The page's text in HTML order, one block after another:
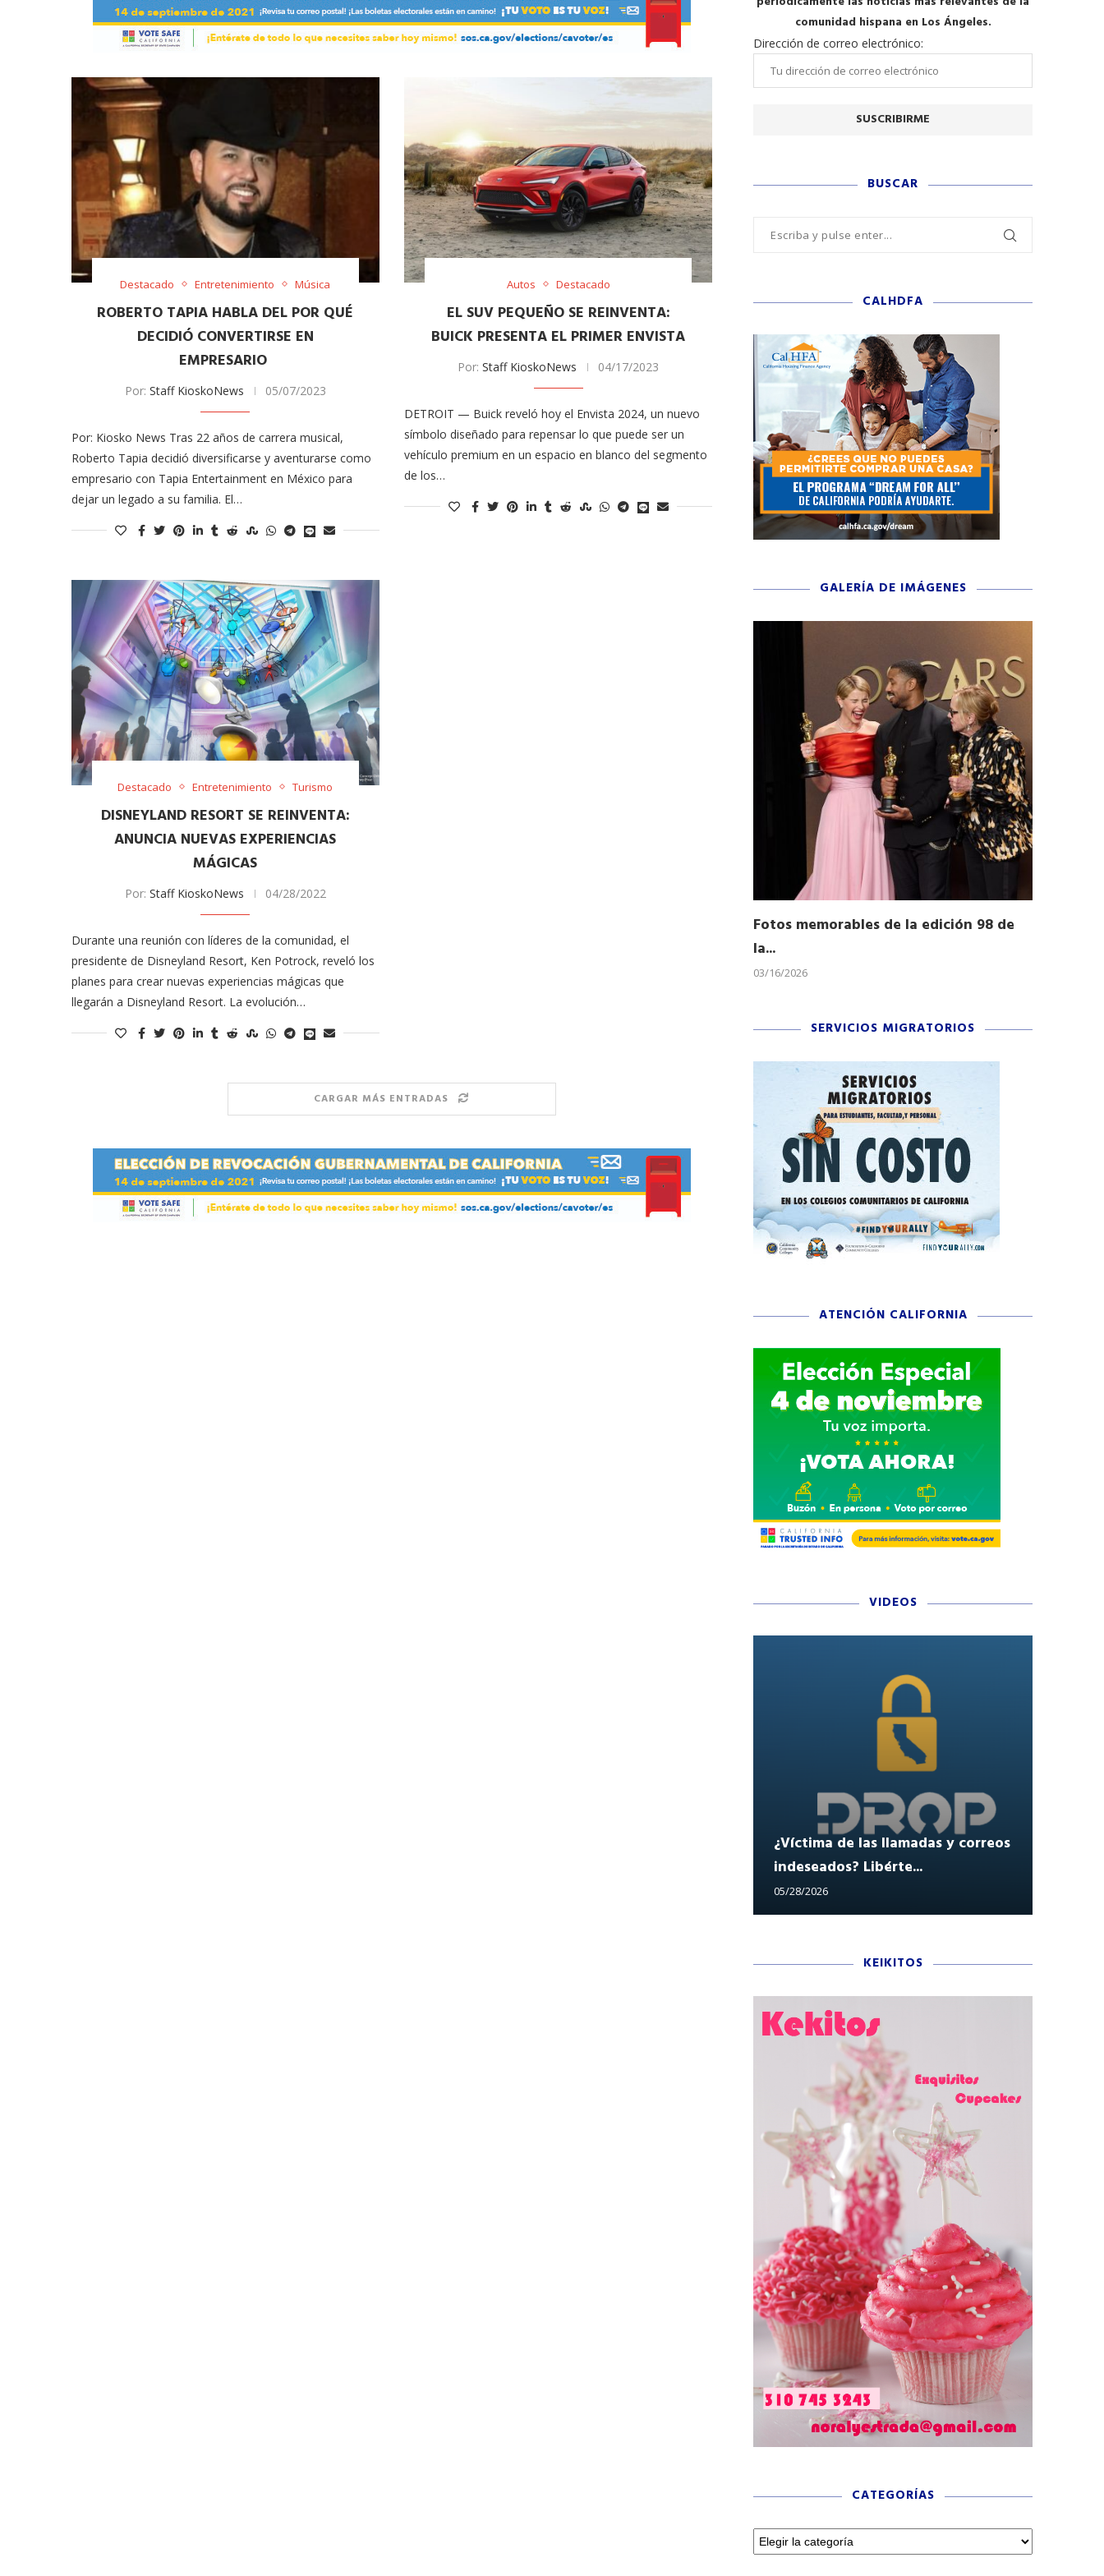
Destacado Entretenimiento Música
ROBERTO TAPIA HABLA DEL POR QUÉ
DECIDIÓ CONVERTIRSE EN
EMPRESARIO
Por: Staff KioskoNews 05/07/2023
Por: Kiosko News Tras 22 años de carrera musical,
Roberto Tapia decidió diversificarse y aventurarse como
empresario con Tapia Entertainment en México para
dejar un legado a su familia. El…
Autos Destacado
EL SUV PEQUEÑO SE REINVENTA:
BUICK PRESENTA EL PRIMER ENVISTA
Por:Staff KioskoNews 04/17/2023
DETROIT — Buick reveló hoy el Envista 2024, un nuevo
símbolo diseñado para repensar lo que puede ser un
vehículo premium en un espacio en blanco del segmento
de los…
Destacado Entretenimiento Turismo
DISNEYLAND RESORT SE REINVENTA:
ANUNCIA NUEVAS EXPERIENCIAS
MÁGICAS
Por: Staff KioskoNews 04/28/2022
Durante una reunión con líderes de la comunidad, el
presidente de Disneyland Resort, Ken Potrock, reveló los
planes para crear nuevas experiencias mágicas que
llegarán a Disneyland Resort. La evolución…
CARGAR MÁS ENTRADAS
comunidad hispana en Los Ángeles.
Dirección de correo electrónico:
BUSCAR
CALHDFA
GALERÍA DE IMÁGENES
alfombra roja...
Fotos memorables de la edición 98 de
la...
03/16/2026
SERVICIOS MIGRATORIOS
ATENCIÓN CALIFORNIA
VIDEOS
¿Víctima de las llamadas y correos
indeseados? Libérte...
05/28/2026
KEIKITOS
CATEGORÍAS